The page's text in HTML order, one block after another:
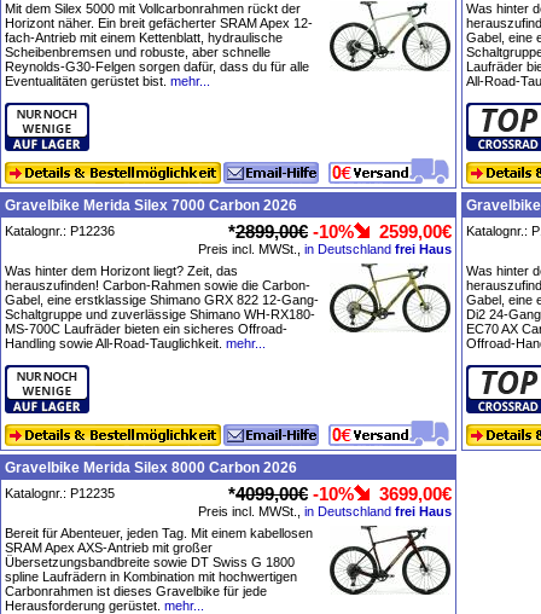
Mit dem Silex 5000 mit Vollcarbonrahmen rückt der
Horizont näher. Ein breit gefächerter SRAM Apex 12-
fach-Antrieb mit einem Kettenblatt, hydraulische
Scheibenbremsen und robuste, aber schnelle
Reynolds-G30-Felgen sorgen dafür, dass du für alle
Eventualitäten gerüstet bist. mehr...
Was hinter
Gabel, eine
Laufräder
All-Road-
Gravelbike Merida Silex 7000 Carbon 2026
Katalognr.: P12236 *2899,00€ -10% 2599,00€
Preis incl. MWSt., in Deutschland frei Haus
Was hinter dem Horizont liegt? Zeit, das
herauszufinden! Carbon-Rahmen sowie die Carbon-
Gabel, eine erstklassige Shimano GRX 822 12-Gang-
Schaltgruppe und zuverlässige Shimano WH-RX180-
MS-700C Laufräder bieten ein sicheres Offroad-
Handling sowie All-Road-Tauglichkeit. mehr...
Katalognr.:
Was hinter
Gabel, eine
Di2 24-
EC70 AX
Offroad-
Gravelbike Merida Silex 8000 Carbon 2026
Katalognr.: P12235 *4099,00€ -10% 3699,00€
Preis incl. MWSt., in Deutschland frei Haus
Bereit für Abenteuer, jeden Tag. Mit einem kabellosen
SRAM Apex AXS-Antrieb mit großer
Übersetzungsbandbreite sowie DT Swiss G 1800
spline Laufrädern in Kombination mit hochwertigen
Carbonrahmen ist dieses Gravelbike für jede
Herausforderung gerüstet. mehr...